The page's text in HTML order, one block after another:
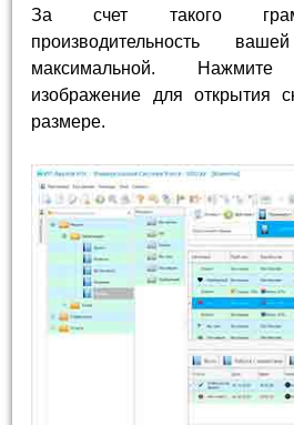
За счет такого
производительность
максимальной.
изображение для открытия
размере.